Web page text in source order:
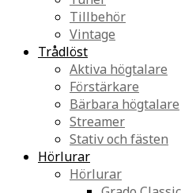
Tillbehör
Vintage
Trådlöst
Aktiva högtalare
Förstärkare
Bärbara högtalare
Streamer
Stativ och fästen
Hörlurar
Hörlurar